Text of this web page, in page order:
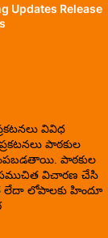
Updates Release
వివిధ
పాఠకుల
పాఠకుల
సముచిత విచారణ చేసి
లేదా లోపాలకు హిందూ